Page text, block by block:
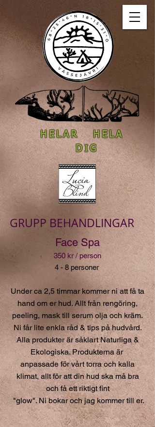
HELAR HELA
DIG
GRUPP BEHANDLINGAR
Face Spa
350 kr / person
4 - 8 personer
Under ca 2,5 timmar kommer ni att få ta
hand om er hud. Allt från rengöring,
peeling, mask till serum olja och kräm.
Ni får lite enkla råd & tips på hudvård.
Alla produkter är såklart Naturliga &
Ekologiska. Produkterna är
anpassade för vårt torra och kalla
klimat, allt för att din hud ska må bra
och få ett riktigt fint
"glow". Ni bokar och jag kommer till er.